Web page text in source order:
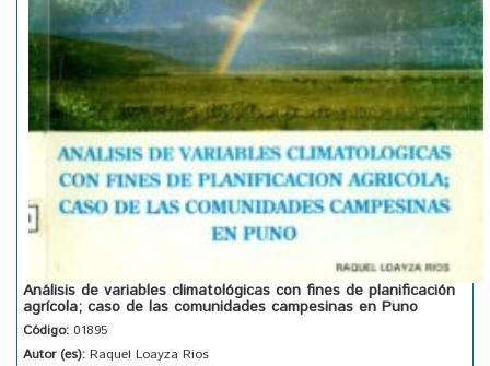
Análisis de variables climatológicas con fines de planificación
agrícola; caso de las comunidades campesinas en Puno
Código: 01895
Autor (es): Raquel Loayza Rios